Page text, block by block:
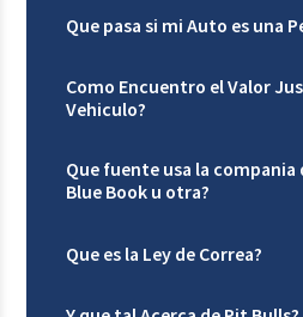
Que pasa si mi Auto es una
Como Encuentro el Valor
Vehiculo?
Que fuente usa la compania
Blue Book u otra?
Que es la Ley de Correa?